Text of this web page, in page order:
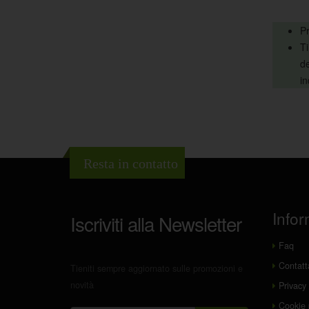
Resta in contatto
Iscriviti alla Newsletter
Faq
Cookie